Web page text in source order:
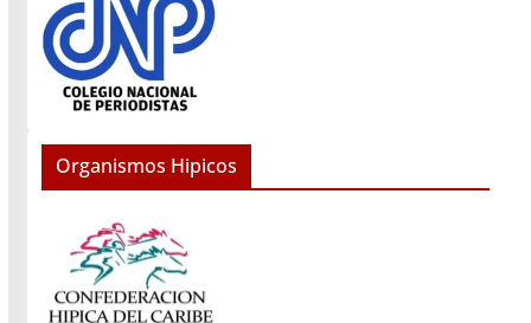
Organismos Hipicos